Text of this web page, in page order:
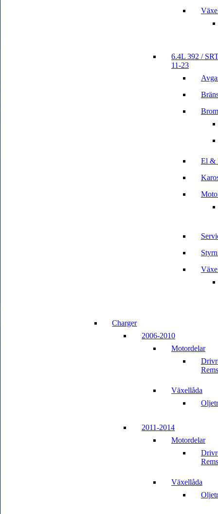
6.4L 392 /
11-23
El &
Charger
2006-2010
Motordelar
Växellåda
2011-2014
Motordelar
Växellåda